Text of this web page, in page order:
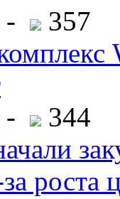
-
357
-
344
роста